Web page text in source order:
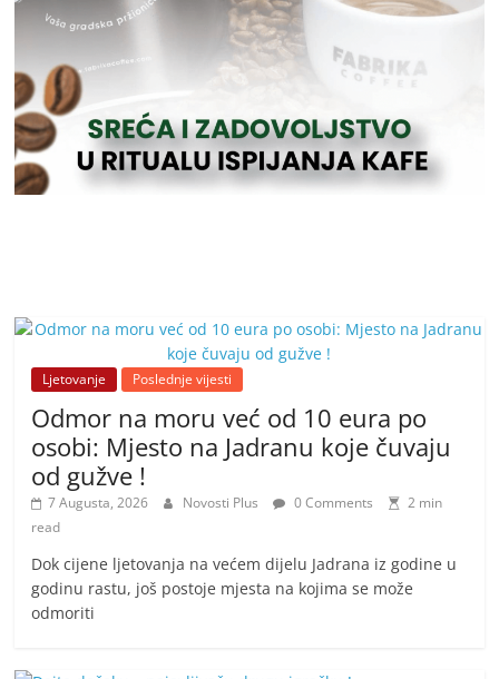
Ljetovanje Poslednje vijesti
Odmor na moru već od 10 eura po
osobi: Mjesto na Jadranu koje čuvaju
od gužve !
7 Augusta, 2026 Novosti Plus 0 Comments
2 min
read
Dok cijene ljetovanja na većem dijelu Jadrana iz godine u
godinu rastu, još postoje mjesta na kojima se može
odmoriti